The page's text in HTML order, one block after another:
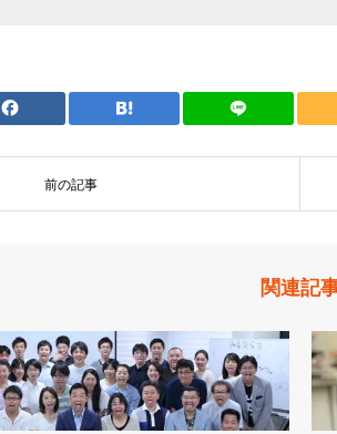
前の記事
関連記